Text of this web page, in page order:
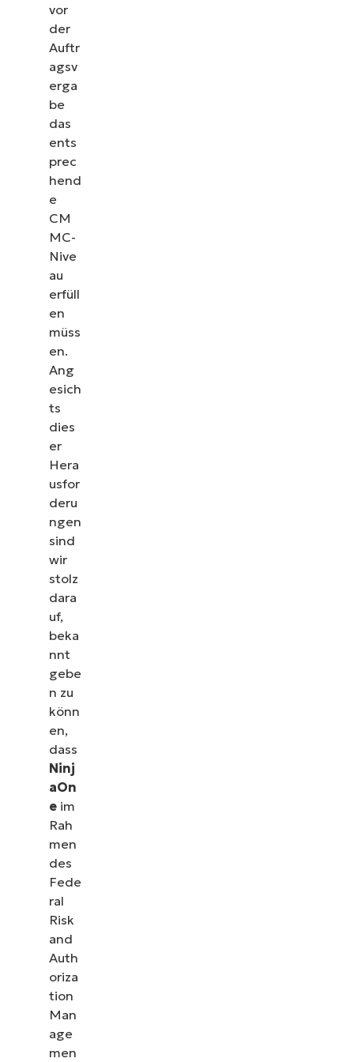
vor
der
Auftr
agsv
erga
be
das
ents
prec
hend
e
CM
MC-
Nive
au
erfüll
en
müss
en.
Ang
esich
ts
dies
er
Hera
usfor
deru
ngen
sind
wir
stolz
dara
uf,
beka
nnt
gebe
n zu
könn
en,
dass
Ninj
aOn
e im
Rah
men
des
Fede
ral
Risk
and
Auth
oriza
tion
Man
age
men